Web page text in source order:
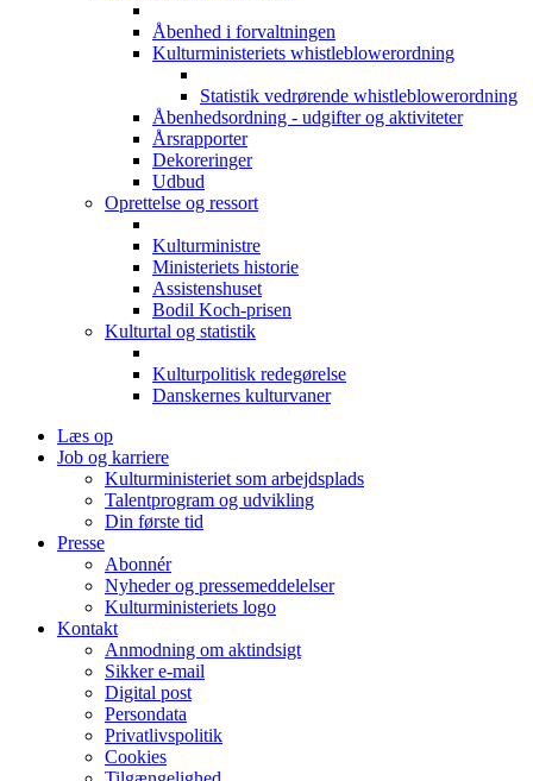
Åbenhed i forvaltningen
Kulturministeriets whistleblowerordning
Statistik vedrørende whistleblowerordning
Åbenhedsordning - udgifter og aktiviteter
Årsrapporter
Dekoreringer
Udbud
Oprettelse og ressort
Kulturministre
Ministeriets historie
Assistenshuset
Bodil Koch-prisen
Kulturtal og statistik
Kulturpolitisk redegørelse
Danskernes kulturvaner
Læs op
Job og karriere
Kulturministeriet som arbejdsplads
Talentprogram og udvikling
Din første tid
Presse
Abonnér
Nyheder og pressemeddelelser
Kulturministeriets logo
Kontakt
Anmodning om aktindsigt
Sikker e-mail
Digital post
Persondata
Privatlivspolitik
Cookies